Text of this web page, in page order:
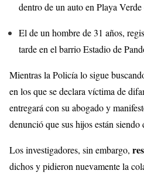
dentro de un auto en Playa
El de un hombre de 31 años,
tarde en el barrio Estadio de
Mientras la Policía lo sigue
en los que se declara víctima de
entregará con su abogado y
denunció que sus hijos están siendo
Los investigadores, sin embargo,
dichos y pidieron nuevamente la